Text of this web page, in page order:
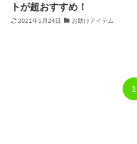
トが超おすすめ！
2021年5月24日 お助けアイテム
1